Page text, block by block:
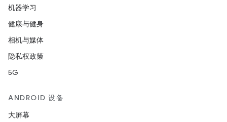
机器学习
健康与健身
相机与媒体
隐私权政策
5G
ANDROID 设备
大屏幕